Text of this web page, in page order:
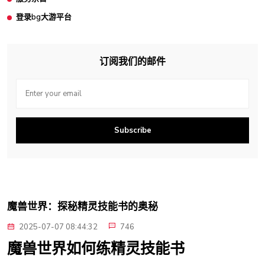
登录bg大游平台
订阅我们的邮件
Subscribe
魔兽世界：探秘精灵技能书的奥秘
2025-07-07 08:44:32 746
魔兽世界如何练精灵技能书